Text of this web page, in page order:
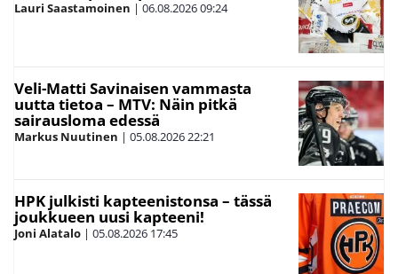
Lauri Saastamoinen | 06.08.202609:24
Veli-Matti Savinaisen vammasta
uutta tietoa – MTV: Näin pitkä
sairausloma edessä
Markus Nuutinen | 05.08.202622:21
HPK julkisti kapteenistonsa – tässä
joukkueen uusi kapteeni!
Joni Alatalo | 05.08.2026 17:45